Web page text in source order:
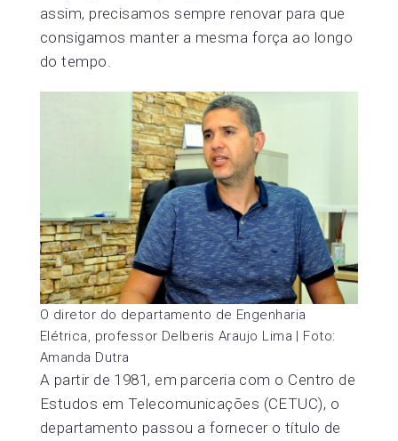
assim, precisamos sempre renovar para que
consigamos manter a mesma força ao longo
do tempo.
O diretor do departamento de Engenharia
Elétrica, professor Delberis Araujo Lima | Foto:
Amanda Dutra
A partir de 1981, em parceria com o Centro de
Estudos em Telecomunicações (CETUC), o
departamento passou a fornecer o título de